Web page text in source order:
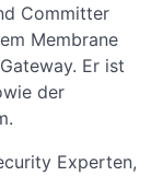
Committer
Membrane
Er ist
der
Experten,